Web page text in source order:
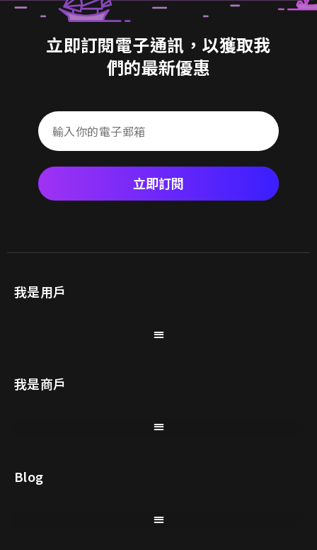
立即訂閱電子通訊，以獲取我
們的最新優惠
立即訂閱
我是用戶
我是商戶
Blog